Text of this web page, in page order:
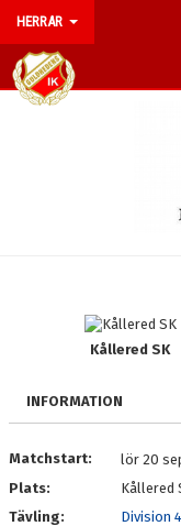
HERRAR
HEM
MATCHER
POÄNGLIGA 2026
Kållered SK
INFORMATION
Matchstart:
lör 20
Plats:
Kållered
Tävling:
Division